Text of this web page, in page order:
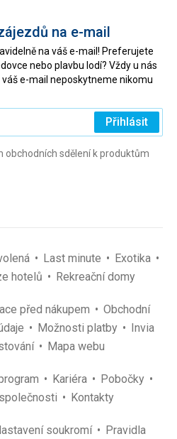
na e-mail
na váš e-mail! Preferujete
nebo plavbu lodí? Vždy u nás
e-mail neposkytneme nikomu
Přihlásit
obchodních sdělení k produktům
Last minute
Exotika
hotelů Rekreační domy
před nákupem
Obchodní
Možnosti platby
Invia
Mapa webu
Kariéra
Pobočky
Kontakty
soukromí
Pravidla